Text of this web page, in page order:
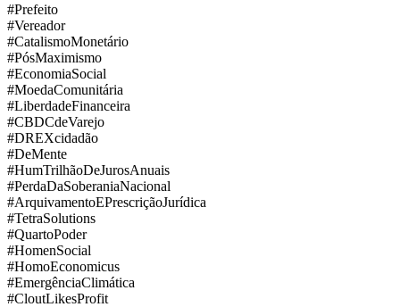
#Prefeito
#Vereador
#CatalismoMonetário
#PósMaximismo
#EconomiaSocial
#MoedaComunitária
#LiberdadeFinanceira
#CBDCdeVarejo
#DREXcidadão
#DeMente
#HumTrilhãoDeJurosAnuais
#PerdaDaSoberaniaNacional
#ArquivamentoEPrescriçãoJurídica
#TetraSolutions
#QuartoPoder
#HomenSocial
#HomoEconomicus
#EmergênciaClimática
#CloutLikesProfit